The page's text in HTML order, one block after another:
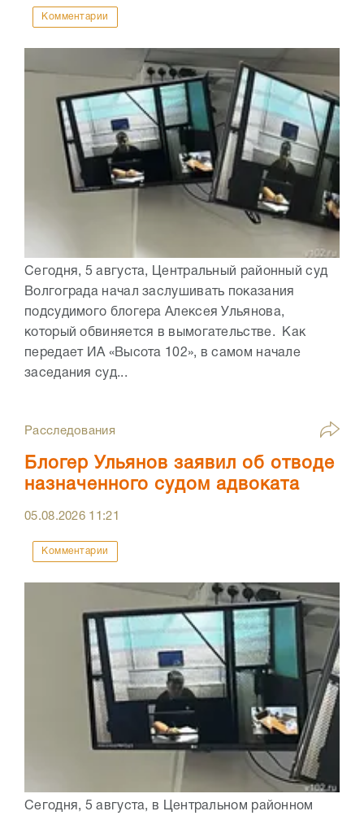
Комментарии
Сегодня, 5 августа, Центральный районный суд
Волгограда начал заслушивать показания
подсудимого блогера Алексея Ульянова,
который обвиняется в вымогательстве. Как
передает ИА «Высота 102», в самом начале
заседания суд...
Расследования
Блогер Ульянов заявил об отводе
назначенного судом адвоката
05.08.2026 11:21
Комментарии
Сегодня, 5 августа, в Центральном районном